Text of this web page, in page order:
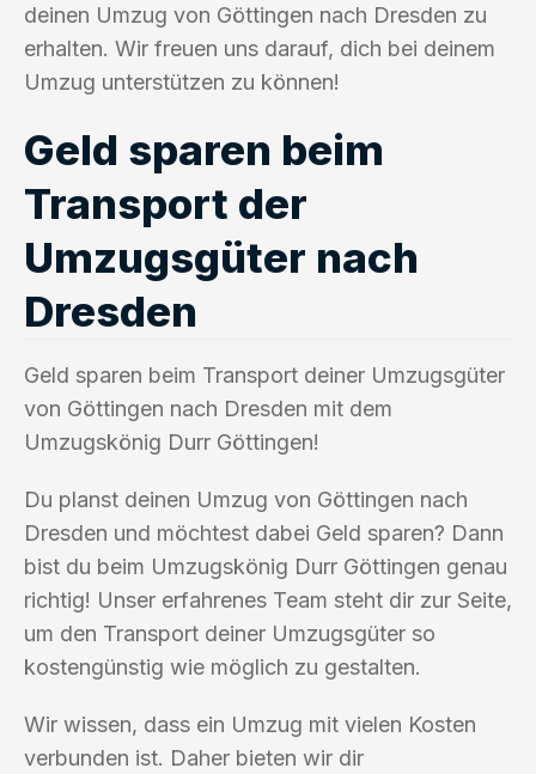
deinen Umzug von Göttingen nach Dresden zu
erhalten. Wir freuen uns darauf, dich bei deinem
Umzug unterstützen zu können!
Geld sparen beim
Transport der
Umzugsgüter nach
Dresden
Geld sparen beim Transport deiner Umzugsgüter
von Göttingen nach Dresden mit dem
Umzugskönig Durr Göttingen!
Du planst deinen Umzug von Göttingen nach
Dresden und möchtest dabei Geld sparen? Dann
bist du beim Umzugskönig Durr Göttingen genau
richtig! Unser erfahrenes Team steht dir zur Seite,
um den Transport deiner Umzugsgüter so
kostengünstig wie möglich zu gestalten.
Wir wissen, dass ein Umzug mit vielen Kosten
verbunden ist. Daher bieten wir dir